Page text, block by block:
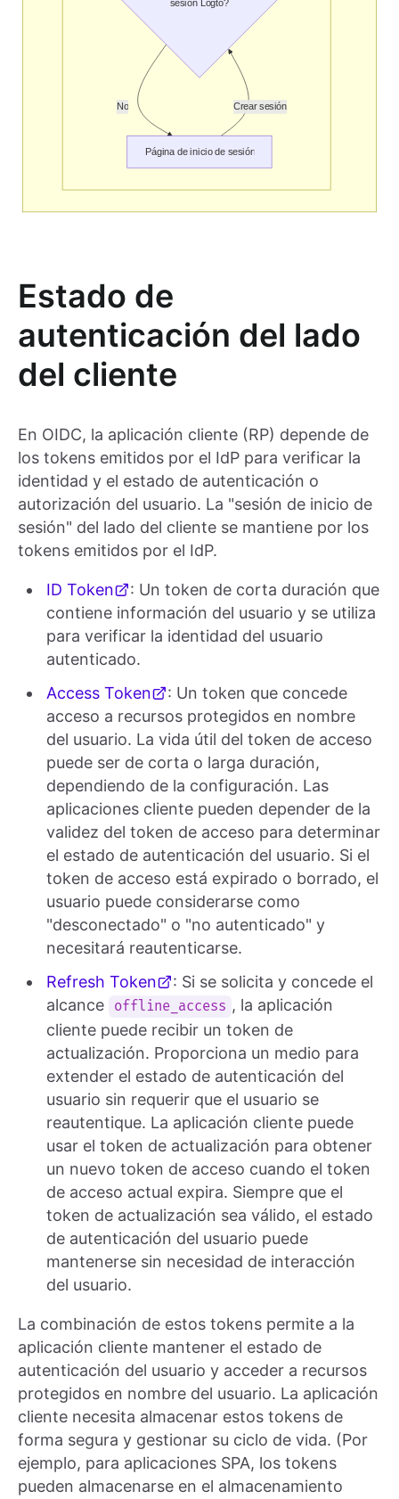
Estado de
autenticación del lado
del cliente
En OIDC, la aplicación cliente (RP) depende de
los tokens emitidos por el IdP para verificar la
identidad y el estado de autenticación o
autorización del usuario. La "sesión de inicio de
sesión" del lado del cliente se mantiene por los
tokens emitidos por el IdP.
ID Token
: Un token de corta duración que
contiene información del usuario y se utiliza
para verificar la identidad del usuario
autenticado.
Access Token
: Un token que concede
acceso a recursos protegidos en nombre
del usuario. La vida útil del token de acceso
puede ser de corta o larga duración,
dependiendo de la configuración. Las
aplicaciones cliente pueden depender de la
validez del token de acceso para determinar
el estado de autenticación del usuario. Si el
token de acceso está expirado o borrado, el
usuario puede considerarse como
"desconectado" o "no autenticado" y
necesitará reautenticarse.
Refresh Token
: Si se solicita y concede el
alcance
offline_access , la aplicación
cliente puede recibir un token de
actualización. Proporciona un medio para
extender el estado de autenticación del
usuario sin requerir que el usuario se
reautentique. La aplicación cliente puede
usar el token de actualización para obtener
un nuevo token de acceso cuando el token
de acceso actual expira. Siempre que el
token de actualización sea válido, el estado
de autenticación del usuario puede
mantenerse sin necesidad de interacción
del usuario.
La combinación de estos tokens permite a la
aplicación cliente mantener el estado de
autenticación del usuario y acceder a recursos
protegidos en nombre del usuario. La aplicación
cliente necesita almacenar estos tokens de
forma segura y gestionar su ciclo de vida. (Por
ejemplo, para aplicaciones SPA, los tokens
pueden almacenarse en el almacenamiento